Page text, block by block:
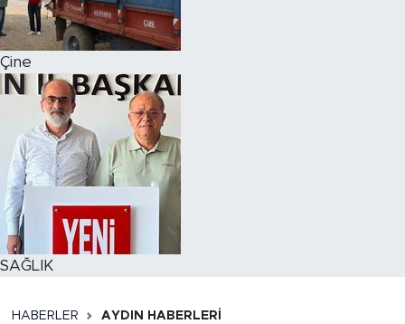
Çine
SAĞLIK
HABERLER AYDIN HABERLERI